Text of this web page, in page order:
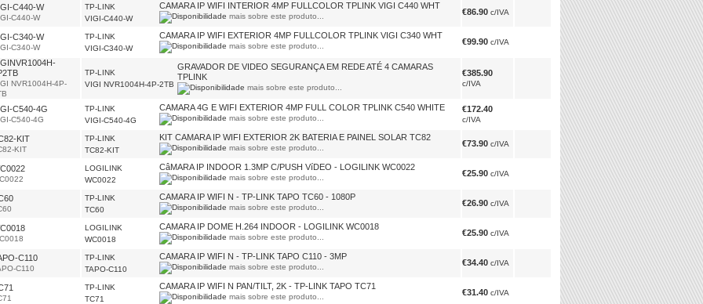
C440-W
C440-W
TP-LINK
VIGI-C440-W
CAMARA IP WIFI INTERIOR 4MP FULLCOLOR TPLINK VIGI C440 WHT
mais sobre este produto... €86.90 c/IVA
C340-W
C340-W
TP-LINK
VIGI-C340-W
CAMARA IP WIFI EXTERIOR 4MP FULLCOLOR TPLINK VIGI C340 WHT
mais sobre este produto... €99.90 c/IVA
NVR1004H-4P-
TP-LINK
VIGI NVR1004H-4P-2TB
GRAVADOR DE VIDEO SEGURANÇA EM REDE ATÉ 4 CAMARAS
TPLINK
mais sobre este produto...
€385.90
c/IVA
C540-4G
C540-4G
TP-LINK
VIGI-C540-4G
CAMARA 4G E WIFI EXTERIOR 4MP FULL COLOR TPLINK C540 WHITE
mais sobre este produto...
€172.40
c/IVA
KIT
KIT
TP-LINK
TC82-KIT
KIT CAMARA IP WIFI EXTERIOR 2K BATERIA E PAINEL SOLAR TC82
mais sobre este produto... €73.90 c/IVA
LOGILINK
WC0022
CâMARA IP INDOOR 1.3MP C/PUSH VíDEO - LOGILINK WC0022
mais sobre este produto... €25.90 c/IVA
TP-LINK
TC60
CAMARA IP WIFI N - TP-LINK TAPO TC60 - 1080P
mais sobre este produto... €26.90 c/IVA
LOGILINK
WC0018
CAMARA IP DOME H.264 INDOOR - LOGILINK WC0018
mais sobre este produto... €25.90 c/IVA
C110
C110
TP-LINK
TAPO-C110
CAMARA IP WIFI N - TP-LINK TAPO C110 - 3MP
mais sobre este produto... €34.40 c/IVA
TP-LINK
TC71
CAMARA IP WIFI N PAN/TILT, 2K - TP-LINK TAPO TC71
mais sobre este produto... €31.40 c/IVA